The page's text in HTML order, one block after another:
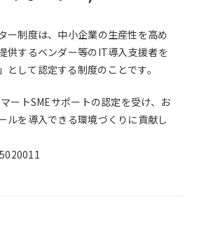
ー制度は、中小企業の生産性を高め
供するベンダー等のIT導入支援者を
として認定する制度のことです。
ートSMEサポートの認定を受け、お
ルを導入できる環境づくりに貢献し